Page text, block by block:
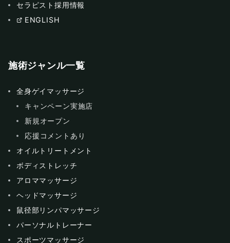
セラピスト採用情報
ENGLISH
施術ジャンル一覧
全身ゲイマッサージ
キャンペーン実施店
新規オープン
応援コメントあり
オイルトリートメント
ボディストレッチ
アロママッサージ
ヘッドマッサージ
鼠径部リンパマッサージ
パーソナルトレーナー
スポーツマッサージ